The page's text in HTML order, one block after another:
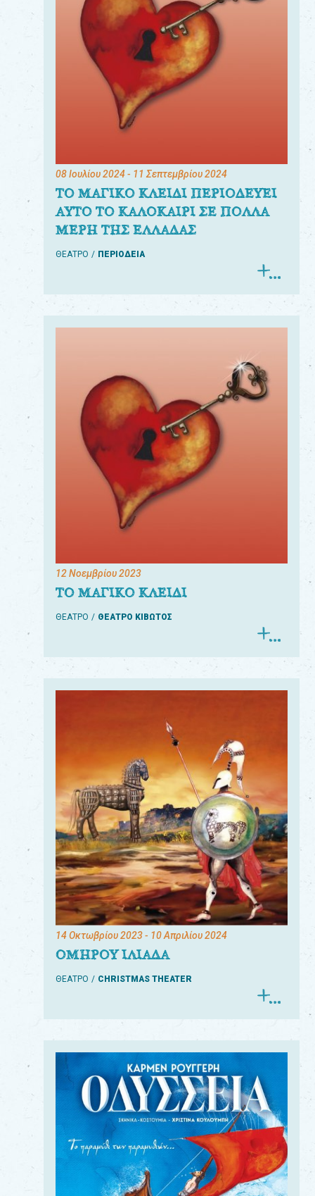
08 Ιουλίου 2024- 11 Σεπτεμβρίου 2024
ΤΟ ΜΑΓΙΚΟ ΚΛΕΙΔΙ ΠΕΡΙΟΔΕΥΕΙ
ΑΥΤΟ ΤΟ ΚΑΛΟΚΑΙΡΙ ΣΕ ΠΟΛΛΑ
ΜΕΡΗ ΤΗΣ ΕΛΛΑΔΑΣ
ΘΕΑΤΡΟ ΠΕΡΙΟΔΕΙΑ
12 Νοεμβρίου 2023
ΤΟ ΜΑΓΙΚΟ ΚΛΕΙΔΙ
ΘΕΑΤΡΟ ΘΕΑΤΡΟ ΚΙΒΩΤΟΣ
14 Οκτωβρίου 2023- 10 Απριλίου 2024
ΟΜΗΡΟΥ ΙΛΙΑΔΑ
ΘΕΑΤΡΟ CHRISTMAS THEATER